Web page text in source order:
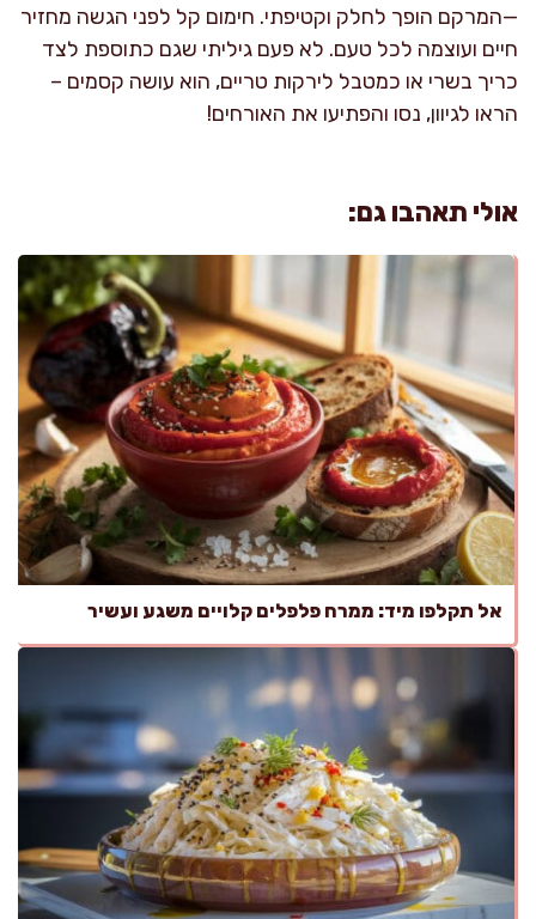
—המרקם הופך לחלק וקטיפתי. חימום קל לפני הגשה מחזיר
חיים ועוצמה לכל טעם. לא פעם גיליתי שגם כתוספת לצד
כריך בשרי או כמטבל לירקות טריים, הוא עושה קסמים –
הראו לגיוון, נסו והפתיעו את האורחים!
אולי תאהבו גם:
אל תקלפו מיד: ממרח פלפלים קלויים משגע ועשיר